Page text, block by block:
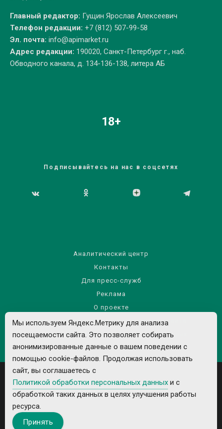
Главный редактор: Гущин Ярослав Алексеевич
Телефон редакции: +7 (812) 507-99-58
Эл. почта: info@apimarket.ru
Адрес редакции: 190020, Санкт-Петербург г., наб.
Обводного канала, д. 134-136-138, литера АБ
18+
Подписывайтесь на нас в соцсетях
Аналитический центр
Контакты
Для пресс-служб
Реклама
О проекте
Правила использования материалов сайта
Политика обработки персональных данных
Все рекламируемые товары и услуги имеют необходимые лицензии и
Мы используем Яндекс.Метрику для анализа
посещаемости сайта. Это позволяет собирать
анонимизированные данные о вашем поведении с
помощью cookie-файлов. Продолжая использовать
сайт, вы соглашаетесь с
Политикой обработки персональных данных и с
обработкой таких данных в целях улучшения работы
ресурса.
Принять